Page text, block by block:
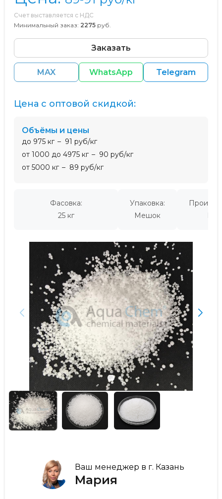
Ваш менеджер в г. Казань
Мария
Счет выставляется с НДС
Минимальный заказ: 2275 руб.
Заказать
MAX WhatsApp Telegram
Фасовка:
25 кг
Упаковка:
Мешок
Цена с оптовой скидкой:
Объёмы и цены
до 975 кг
91 руб/кг
от 1000 до 4975 кг
90 руб/кг
от 5000 кг
89 руб/кг